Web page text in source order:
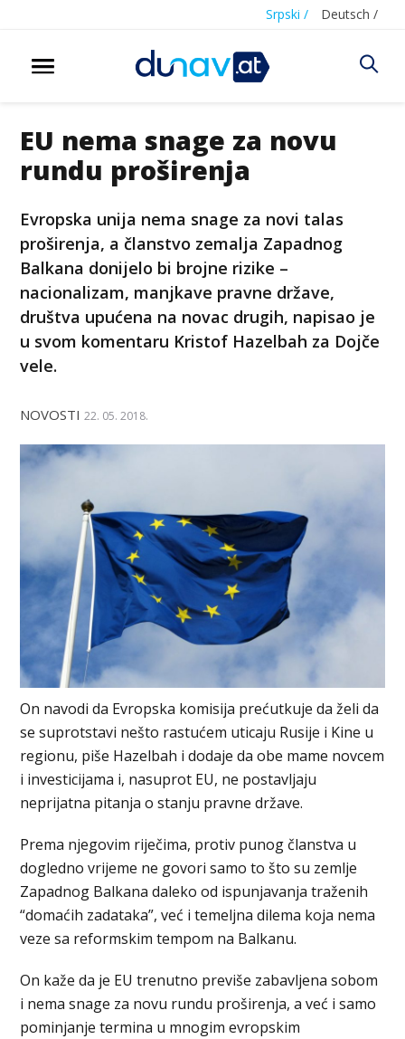
Srpski / Deutsch /
EU nema snage za novu
rundu proširenja
Evropska unija nema snage za novi talas
proširenja, a članstvo zemalja Zapadnog
Balkana donijelo bi brojne rizike –
nacionalizam, manjkave pravne države,
društva upućena na novac drugih, napisao je
u svom komentaru Kristof Hazelbah za Dojče
vele.
NOVOSTI 22. 05. 2018.
On navodi da Evropska komisija prećutkuje da želi da
se suprotstavi nešto rastućem uticaju Rusije i Kine u
regionu, piše Hazelbah i dodaje da obe mame novcem
i investicijama i, nasuprot EU, ne postavljaju
neprijatna pitanja o stanju pravne države.
Prema njegovim riječima, protiv punog članstva u
dogledno vrijeme ne govori samo to što su zemlje
Zapadnog Balkana daleko od ispunjavanja traženih
“domaćih zadataka”, već i temeljna dilema koja nema
veze sa reformskim tempom na Balkanu.
On kaže da je EU trenutno previše zabavljena sobom
i nema snage za novu rundu proširenja, a već i samo
pominjanje termina u mnogim evropskim